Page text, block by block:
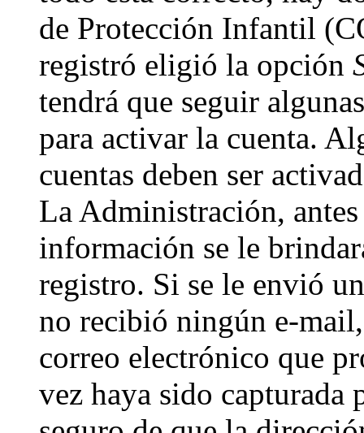
de Protección Infantil
registró eligió la opción
tendrá que seguir
para activar la cuenta.
cuentas deben ser
La Administración,
información se le
registro. Si se le envió
no recibió ningún e-
correo electrónico que
vez haya sido capturada